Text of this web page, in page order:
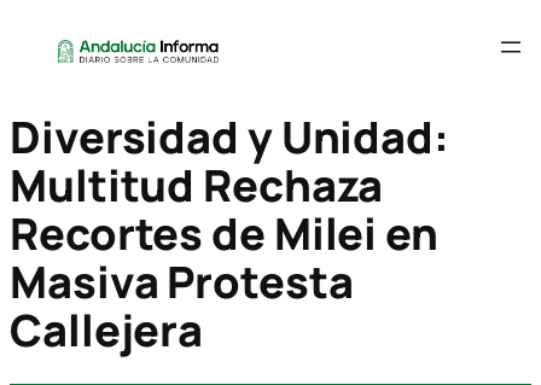
Diversidad y Unidad:
Multitud Rechaza
Recortes de Milei en
Masiva Protesta
Callejera